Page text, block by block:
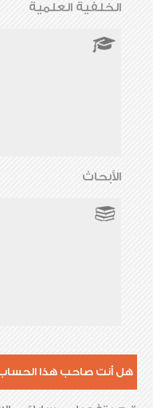
الخلفية العلمية
الأبحاث
هل أنت صاحب هذا